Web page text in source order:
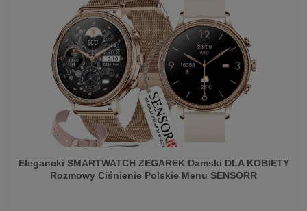
Elegancki SMARTWATCH ZEGAREK Damski DLA KOBIETY
Rozmowy Ciśnienie Polskie Menu SENSORR